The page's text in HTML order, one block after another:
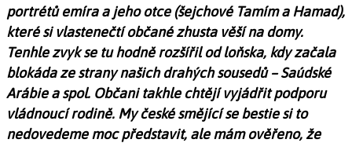
portrétů emíra a jeho otce (šejchové Tamím a Hamad),
které si vlastenečtí občané zhusta věší na domy.
Tenhle zvyk se tu hodně rozšířil od loňska, kdy začala
blokáda ze strany našich drahých sousedů – Saúdské
Arábie a spol. Občani takhle chtějí vyjádřit podporu
vládnoucí rodině. My české smějící se bestie si to
nedovedeme moc představit, ale mám ověřeno, že